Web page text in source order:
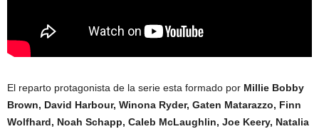
El reparto protagonista de la serie esta formado por Millie Bobby
Brown, David Harbour, Winona Ryder, Gaten Matarazzo, Finn
Wolfhard, Noah Schapp, Caleb McLaughlin, Joe Keery, Natalia